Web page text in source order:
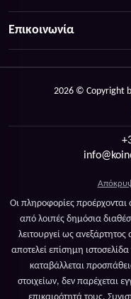
Επικοινωνία
2026 © Copyright
Οι πληροφορίες
από λοιπές δημόσια
λειτουργεί ως ανεξάρτητος
αποτελεί επίσημη
καταβάλλεται
στοιχείων, δεν παρέχεται